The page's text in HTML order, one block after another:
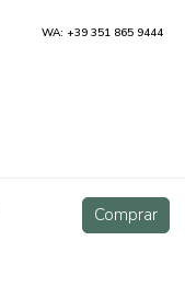
Comprar
Comprar
WA: +39 351 865 9444